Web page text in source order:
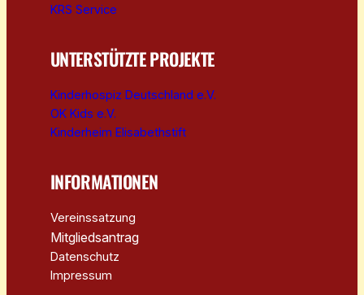
KRS Service
UNTERSTÜTZTE PROJEKTE
Kinderhospiz Deutschland e.V.
OK Kids e.V.
Kinderheim Elisabethstift
INFORMATIONEN
Vereinssatzung
Mitgliedsantrag
Datenschutz
Impressum